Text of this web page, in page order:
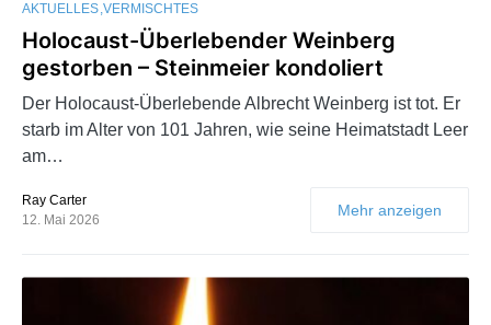
AKTUELLES VERMISCHTES
Holocaust-Überlebender Weinberg
gestorben – Steinmeier kondoliert
Der Holocaust-Überlebende Albrecht Weinberg ist tot. Er
starb im Alter von 101 Jahren, wie seine Heimatstadt Leer
am…
Ray Carter
12. Mai 2026
Mehr anzeigen